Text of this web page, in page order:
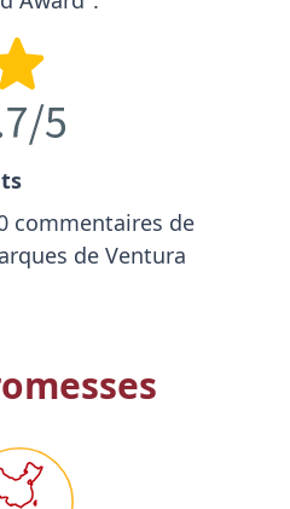
commentaires de
de Ventura